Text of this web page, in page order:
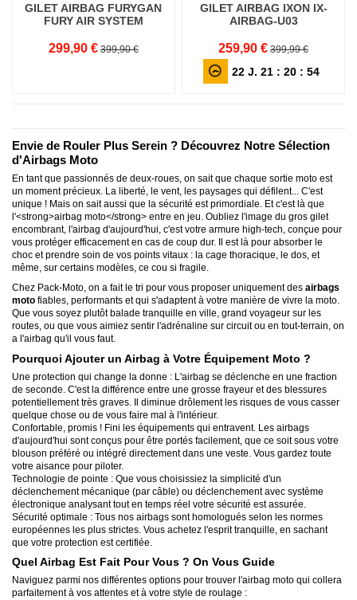
GILET AIRBAG FURYGAN
FURY AIR SYSTEM
299,90 € 399,90 €
GILET AIRBAG IXON IX-
AIRBAG-U03
259,90 € 399,99 €
22 J. 21 :20 :53
Envie de Rouler Plus Serein ? Découvrez Notre Sélection
d'Airbags Moto
En tant que passionnés de deux-roues, on sait que chaque sortie moto est
un moment précieux. La liberté, le vent, les paysages qui défilent... C'est
unique ! Mais on sait aussi que la sécurité est primordiale. Et c'est là que
l'<strong>airbag moto</strong> entre en jeu. Oubliez l'image du gros gilet
encombrant, l'airbag d'aujourd'hui, c'est votre armure high-tech, conçue pour
vous protéger efficacement en cas de coup dur. Il est là pour absorber le
choc et prendre soin de vos points vitaux : la cage thoracique, le dos, et
même, sur certains modèles, ce cou si fragile.
Chez Pack-Moto, on a fait le tri pour vous proposer uniquement des airbags
moto fiables, performants et qui s'adaptent à votre manière de vivre la moto.
Que vous soyez plutôt balade tranquille en ville, grand voyageur sur les
routes, ou que vous aimiez sentir l'adrénaline sur circuit ou en tout-terrain, on
a l'airbag qu'il vous faut.
Pourquoi Ajouter un Airbag à Votre Équipement Moto ?
Une protection qui change la donne : L'airbag se déclenche en une fraction
de seconde. C'est la différence entre une grosse frayeur et des blessures
potentiellement très graves. Il diminue drôlement les risques de vous casser
quelque chose ou de vous faire mal à l'intérieur.
Confortable, promis ! Fini les équipements qui entravent. Les airbags
d'aujourd'hui sont conçus pour être portés facilement, que ce soit sous votre
blouson préféré ou intégré directement dans une veste. Vous gardez toute
votre aisance pour piloter.
Technologie de pointe : Que vous choisissiez la simplicité d'un
déclenchement mécanique (par câble) ou déclenchement avec système
électronique analysant tout en temps réel votre sécurité est assurée.
Sécurité optimale : Tous nos airbags sont homologués selon les normes
européennes les plus strictes. Vous achetez l'esprit tranquille, en sachant
que votre protection est certifiée.
Quel Airbag Est Fait Pour Vous ? On Vous Guide
Naviguez parmi nos différentes options pour trouver l'airbag moto qui collera
parfaitement à vos attentes et à votre style de roulage :